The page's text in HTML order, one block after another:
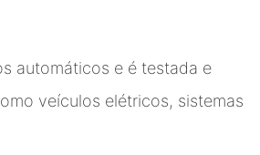
automáticos e é testada e
veículos elétricos, sistemas